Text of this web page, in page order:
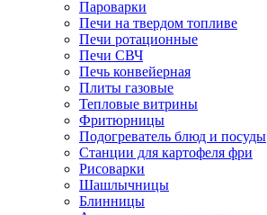
Пароварки
Печи на твердом топливе
Печи ротационные
Печи СВЧ
Печь конвейерная
Плиты газовые
Тепловые витрины
Фритюрницы
Подогреватель блюд и посуды
Станции для картофеля фри
Рисоварки
Шашлычницы
Блинницы